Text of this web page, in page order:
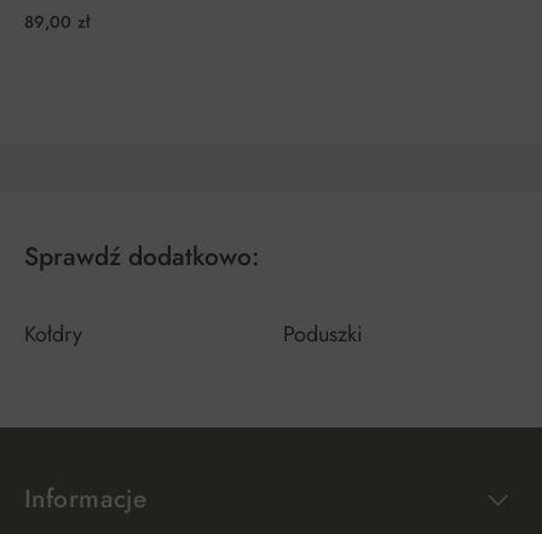
89,00 zł
Sprawdź dodatkowo:
Kołdry Poduszki
Informacje